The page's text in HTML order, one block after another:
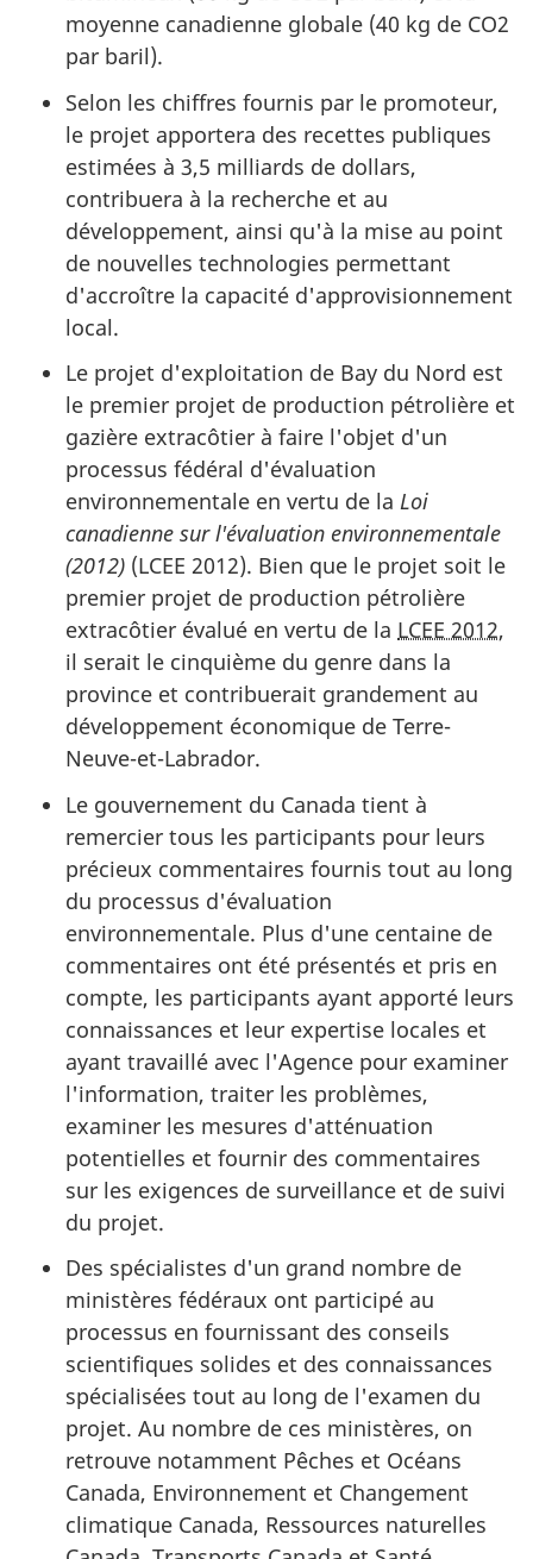
moyenne canadienne globale (40 kg de CO2
par baril).
Selon les chiffres fournis par le promoteur,
le projet apportera des recettes publiques
estimées à 3,5 milliards de dollars,
contribuera à la recherche et au
développement, ainsi qu'à la mise au point
de nouvelles technologies permettant
d'accroître la capacité d'approvisionnement
local.
Le projet d'exploitation de Bay du Nord est
le premier projet de production pétrolière et
gazière extracôtier à faire l'objet d'un
processus fédéral d'évaluation
environnementale en vertu de la Loi
canadienne sur l'évaluation environnementale
(2012) (LCEE 2012). Bien que le projet soit le
premier projet de production pétrolière
extracôtier évalué en vertu de la LCEE 2012,
il serait le cinquième du genre dans la
province et contribuerait grandement au
développement économique de Terre-
Neuve-et-Labrador.
Le gouvernement du Canada tient à
remercier tous les participants pour leurs
précieux commentaires fournis tout au long
du processus d'évaluation
environnementale. Plus d'une centaine de
commentaires ont été présentés et pris en
compte, les participants ayant apporté leurs
connaissances et leur expertise locales et
ayant travaillé avec l'Agence pour examiner
l'information, traiter les problèmes,
examiner les mesures d'atténuation
potentielles et fournir des commentaires
sur les exigences de surveillance et de suivi
du projet.
Des spécialistes d'un grand nombre de
ministères fédéraux ont participé au
processus en fournissant des conseils
scientifiques solides et des connaissances
spécialisées tout au long de l'examen du
projet. Au nombre de ces ministères, on
retrouve notamment Pêches et Océans
Canada, Environnement et Changement
climatique Canada, Ressources naturelles